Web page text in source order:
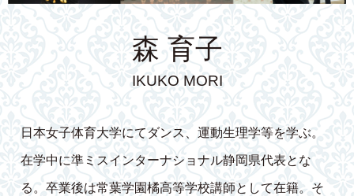
森 育子
IKUKO MORI
日本女子体育大学にてダンス、運動生理学等を学ぶ。
在学中に準ミスインターナショナル静岡県代表とな
る。卒業後は常葉学園橘高等学校講師として在籍。そ